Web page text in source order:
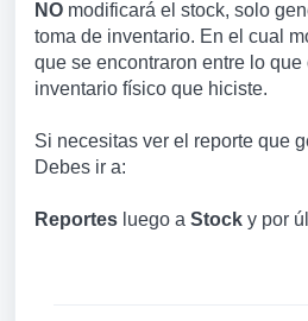
NO modificará el stock, solo
toma de inventario. En el cual
que se encontraron entre lo que
inventario físico que hiciste.
Si necesitas ver el reporte que
Debes ir a:
Reportes luego a Stock y por